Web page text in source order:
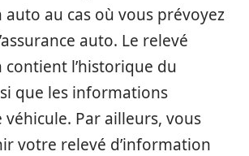
auto au cas où vous prévoyez
auto. Le relevé
contient l’historique du
que les informations
Par ailleurs, vous
votre relevé d’information